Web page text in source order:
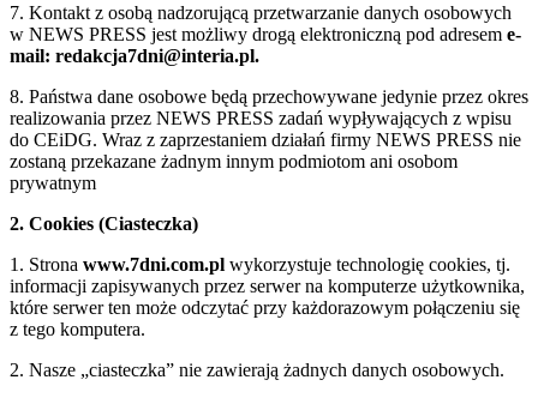
7. Kontakt z osobą nadzorującą przetwarzanie danych osobowych
w NEWS PRESS jest możliwy drogą elektroniczną pod adresem e-
mail: redakcja7dni@interia.pl.
8. Państwa dane osobowe będą przechowywane jedynie przez okres
realizowania przez NEWS PRESS zadań wypływających z wpisu
do CEiDG. Wraz z zaprzestaniem działań firmy NEWS PRESS nie
zostaną przekazane żadnym innym podmiotom ani osobom
prywatnym
2. Cookies (Ciasteczka)
1. Strona www.7dni.com.pl wykorzystuje technologię cookies, tj.
informacji zapisywanych przez serwer na komputerze użytkownika,
które serwer ten może odczytać przy każdorazowym połączeniu się
z tego komputera.
2. Nasze „ciasteczka” nie zawierają żadnych danych osobowych.